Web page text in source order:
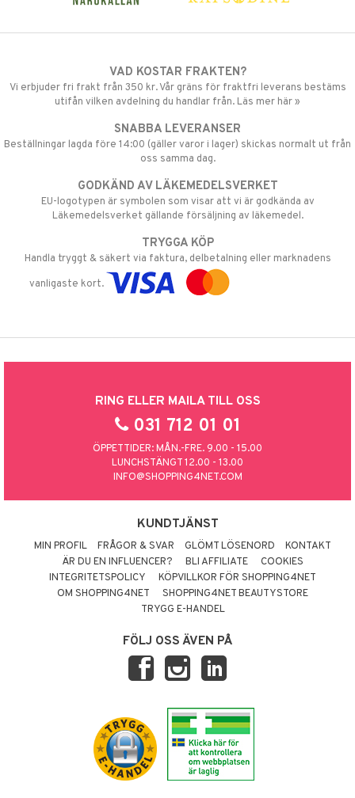
VAD KOSTAR FRAKTEN?
Vi erbjuder fri frakt från 350 kr. Vår gräns för fraktfri leverans bestäms
utifån vilken avdelning du handlar från. Läs mer här »
SNABBA LEVERANSER
Beställningar lagda före 14:00 (gäller varor i lager) skickas normalt ut från
oss samma dag.
GODKÄND AV LÄKEMEDELSVERKET
EU-logotypen är symbolen som visar att vi är godkända av
Läkemedelsverket gällande försäljning av läkemedel.
TRYGGA KÖP
Handla tryggt & säkert via faktura, delbetalning eller marknadens
vanligaste kort.
RING ELLER MAILA TILL OSS
031 712 01 01
ÖPPETTIDER: MÅN.-FRE. 9.00 - 15.00
LUNCHSTÄNGT 12.00 - 13.00
INFO@SHOPPING4NET.COM
KUNDTJÄNST
MIN PROFIL FRÅGOR & SVAR GLÖMT LÖSENORD
KONTAKT
ÄR DU EN INFLUENCER?
BLI AFFILIATE
COOKIES
INTEGRITETSPOLICY
KÖPVILLKOR FÖR SHOPPING4NET
OM SHOPPING4NET
SHOPPING4NET BEAUTYSTORE
TRYGG E-HANDEL
FÖLJ OSS ÄVEN PÅ